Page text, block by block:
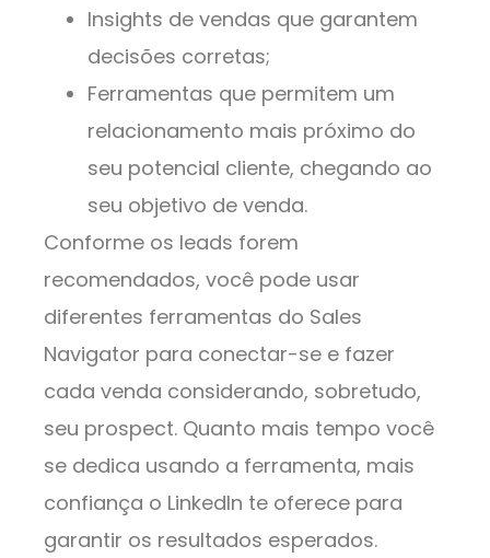
Insights de vendas que garantem
decisões corretas;
Ferramentas que permitem um
relacionamento mais próximo do
seu potencial cliente, chegando ao
seu objetivo de venda.
Conforme os leads forem
recomendados, você pode usar
diferentes ferramentas do Sales
Navigator para conectar-se e fazer
cada venda considerando, sobretudo,
seu prospect. Quanto mais tempo você
se dedica usando a ferramenta, mais
confiança o LinkedIn te oferece para
garantir os resultados esperados.